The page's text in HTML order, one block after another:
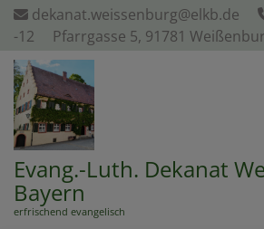
Direkt
zum
dekanat.weissenburg@elkb.de
-12
Pfarrgasse 5, 91781
Evang.-Luth. Dekanat
Bayern
erfrischend evangelisch